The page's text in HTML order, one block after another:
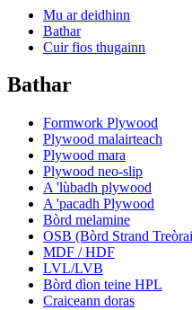
Mu ar deidhinn
Bathar
Cuir fios thugainn
Bathar
Formwork Plywood
Plywood malairteach
Plywood mara
Plywood neo-slip
A 'lùbadh plywood
A 'pacadh Plywood
Bòrd melamine
OSB (Bòrd Strand
MDF / HDF
LVL/LVB
Bòrd dìon teine ​​HPL
Craiceann doras